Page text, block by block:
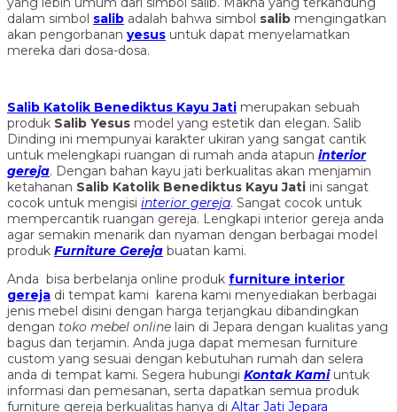
dalam simbol salib adalah bahwa simbol salib mengingatkan
akan pengorbanan yesus untuk dapat menyelamatkan
mereka dari dosa-dosa.
Salib Katolik Benediktus Kayu Jati merupakan sebuah
produk Salib Yesus model yang estetik dan elegan. Salib
Dinding ini mempunyai karakter ukiran yang sangat cantik
untuk melengkapi ruangan di rumah anda atapun interior
gereja. Dengan bahan kayu jati berkualitas akan menjamin
ketahanan Salib Katolik Benediktus Kayu Jati ini sangat
cocok untuk mengisi interior gereja. Sangat cocok untuk
mempercantik ruangan gereja. Lengkapi interior gereja anda
agar semakin menarik dan nyaman dengan berbagai model
produk Furniture Gereja buatan kami.
Anda bisa berbelanja online produk furniture interior
gereja di tempat kami karena kami menyediakan berbagai
jenis mebel disini dengan harga terjangkau dibandingkan
dengan toko mebel online lain di Jepara dengan kualitas yang
bagus dan terjamin. Anda juga dapat memesan furniture
custom yang sesuai dengan kebutuhan rumah dan selera
anda di tempat kami. Segera hubungi Kontak Kamiuntuk
informasi dan pemesanan, serta dapatkan semua produk
furniture gereja berkualitas hanya di Altar Jati Jepara